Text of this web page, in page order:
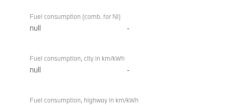
Fuel consumption (comb. for NI)
null -
Fuel consumption, city in km/kWh
null -
Fuel consumption, highway in km/kWh